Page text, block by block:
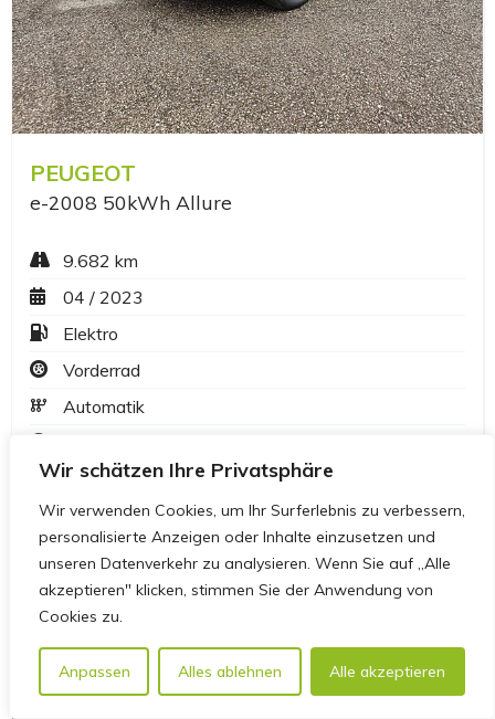
Wir schätzen Ihre Privatsphäre
Wir verwenden Cookies, um Ihr Surferlebnis zu verbessern,
personalisierte Anzeigen oder Inhalte einzusetzen und
unseren Datenverkehr zu analysieren. Wenn Sie auf „Alle
akzeptieren" klicken, stimmen Sie der Anwendung von
Cookies zu.
Anpassen Alles ablehnen Alle akzeptieren